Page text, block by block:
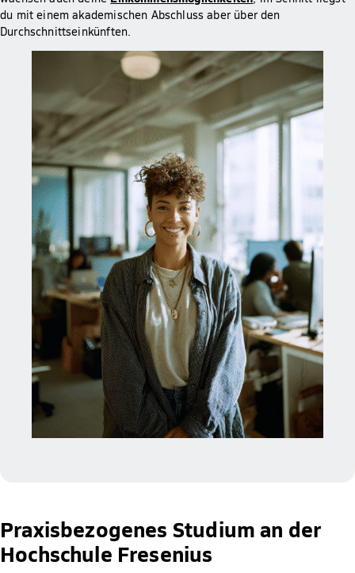
du mit einem akademischen Abschluss aber über den
Durchschnittseinkünften.
Praxisbezogenes Studium an der
Hochschule Fresenius